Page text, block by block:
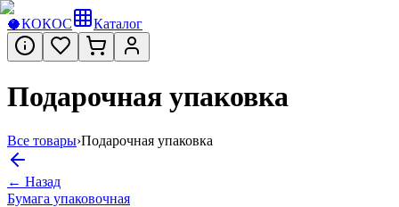
🥥КОКОС Каталог
Подарочная упаковка
Все товары›Подарочная упаковка
← Назад
Бумага упаковочная